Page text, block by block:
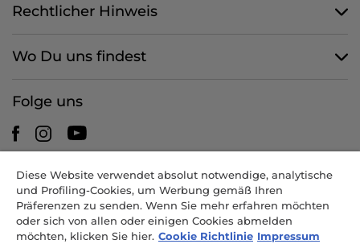
Rechtlicher Hinweis
Wo Du uns findest
Folge uns
CANDY HOOVER GROUP S.r.I. - mit Alleingesellschafter -
RECHTSSITZ: Via Comolli 57 - 20861 Brugherio (MB) - Italien -
VERWALTUNGSSITZE: Via Privata Eden Fumagalli snc - 20861
Brugherio (MB) und Via Trento 20/A-22 - 20871 Vimercate (MB) -
Diese Website verwendet absolut notwendige, analytische
und Profiling-Cookies, um Werbung gemäß Ihren
Präferenzen zu senden. Wenn Sie mehr erfahren möchten
oder sich von allen oder einigen Cookies abmelden
möchten, klicken Sie hier. Cookie Richtlinie Impressum